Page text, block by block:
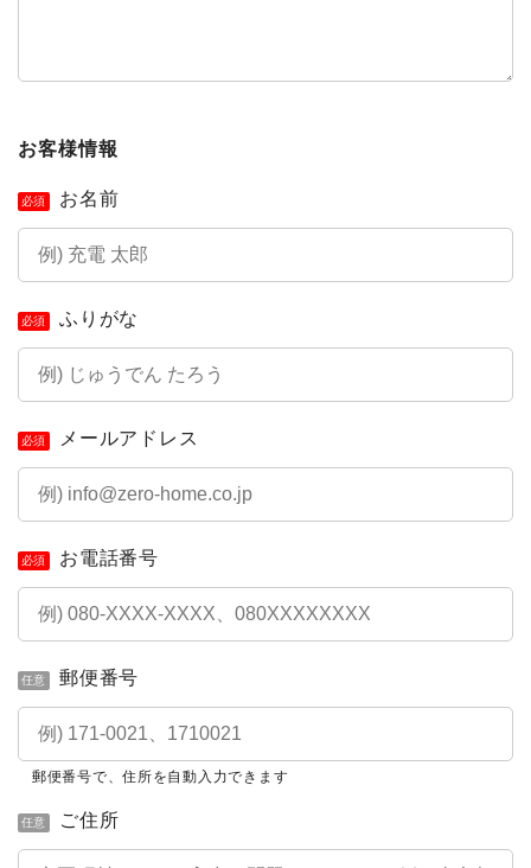
お客様情報
必須 お名前
必須 ふりがな
必須 メールアドレス
必須 お電話番号
任意 郵便番号
郵便番号で、住所を自動入力できます
任意 ご住所簡単30秒・完全無料